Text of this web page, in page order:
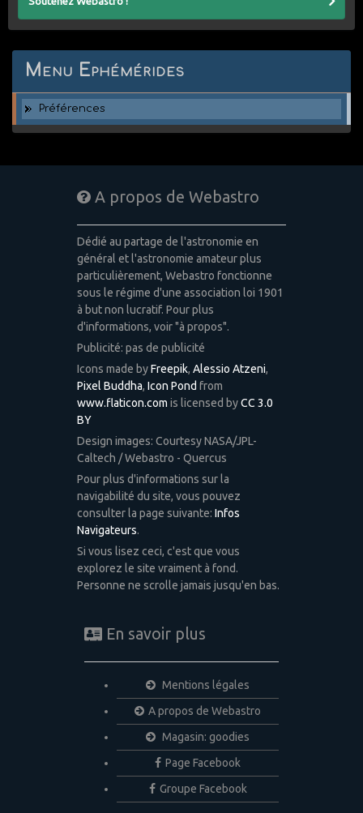
Menu Ephémérides
Préférences
A propos de Webastro
Dédié au partage de l'astronomie en
général et l'astronomie amateur plus
particulièrement, Webastro fonctionne
sous le régime d'une association loi 1901
à but non lucratif. Pour plus
d'informations, voir "à propos".
Publicité: pas de publicité
Icons made byFreepik, Alessio Atzeni,
Pixel Buddha, Icon Pond from
www.flaticon.com is licensed byCC 3.0
BY
Design images: Courtesy NASA/JPL-
Caltech / Webastro - Quercus
Pour plus d'informations sur la
navigabilité du site, vous pouvez
consulter la page suivante: Infos
Navigateurs.
Si vous lisez ceci, c'est que vous
explorez le site vraiment à fond.
Personne ne scrolle jamais jusqu'en bas.
En savoir plus
Mentions légales
A propos de Webastro
Magasin: goodies
Page Facebook
Groupe Facebook